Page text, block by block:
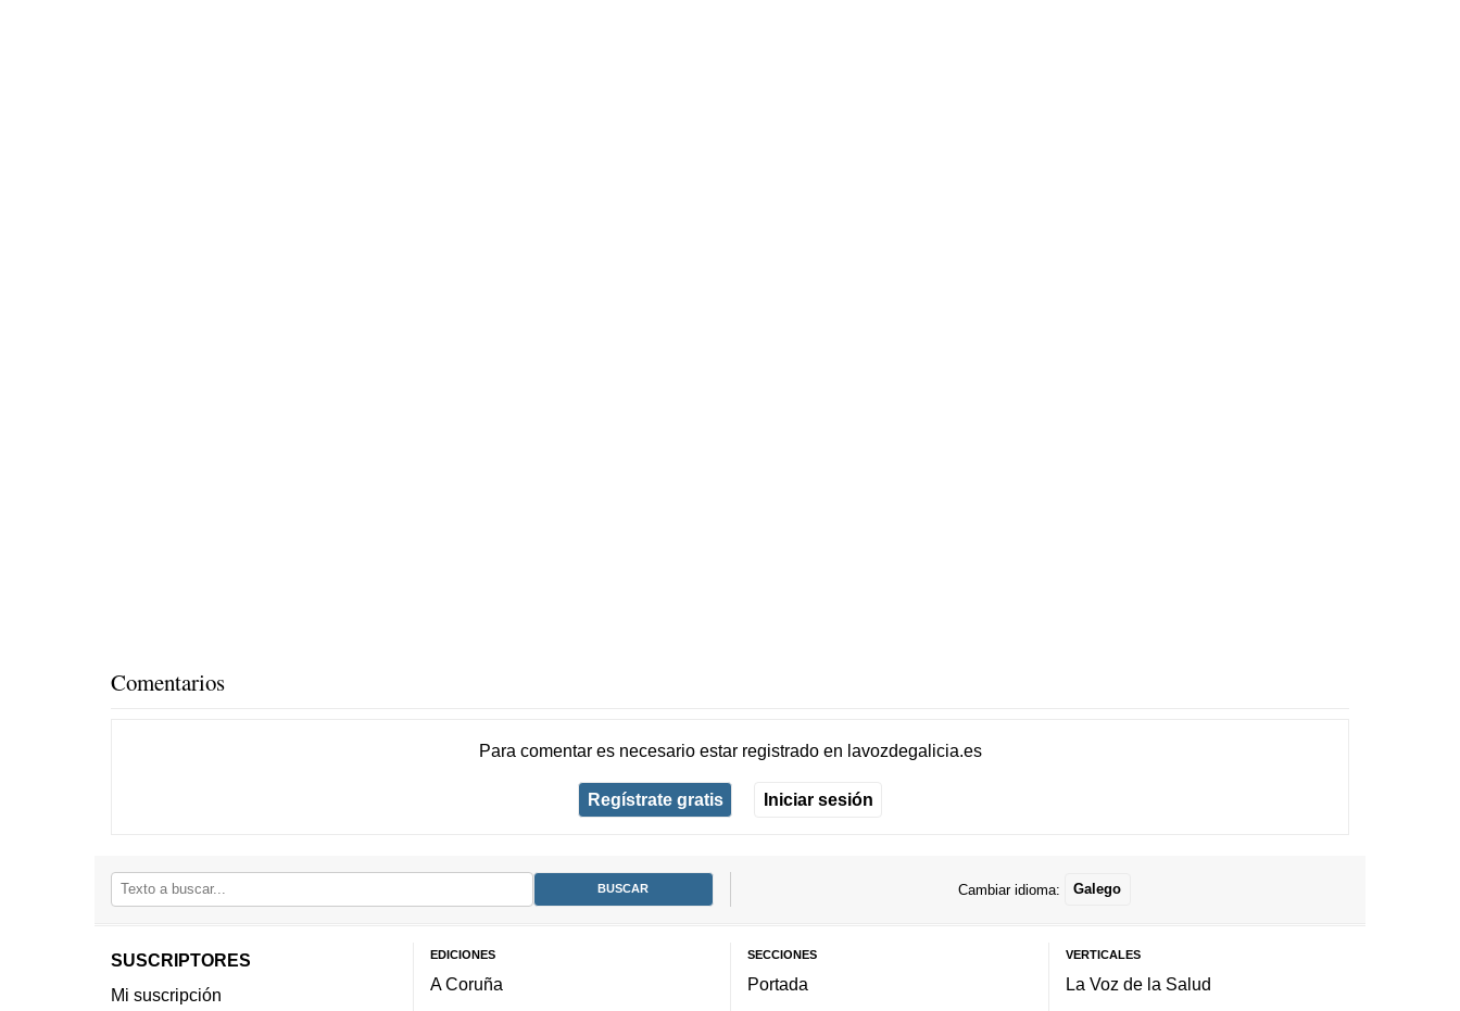
Comentarios
Para comentar es necesario estar registradoen lavozdegalicia.es
Regístrate gratis Iniciar sesión
Cambiar idioma: Galego
SUSCRIPTORES
Mi suscripción
EDICIONES
A Coruña
SECCIONES
Portada
VERTICALES
La Voz de la Salud